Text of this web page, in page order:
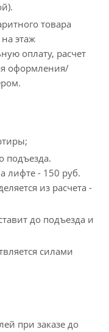
товара
этаж
оплату, расчет
оформления/
подъезда.
лифте - 150 руб.
из расчета -
до подъезда и
силами
при заказе до